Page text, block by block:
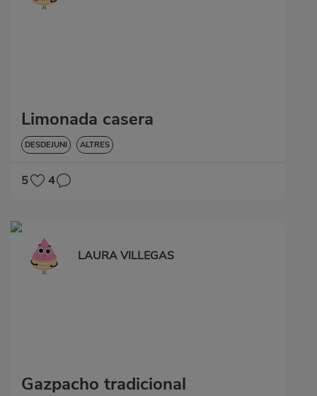
Limonada casera
DESDEJUNI ALTRES
5 4
LAURA VILLEGAS
Gazpacho tradicional